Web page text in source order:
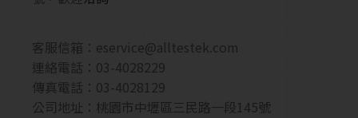
客服信箱： eservice@alltestek.com
連絡電話：03-4028229
傳真電話：03-4028129
公司地址：桃園市中壢區三民路一段145號